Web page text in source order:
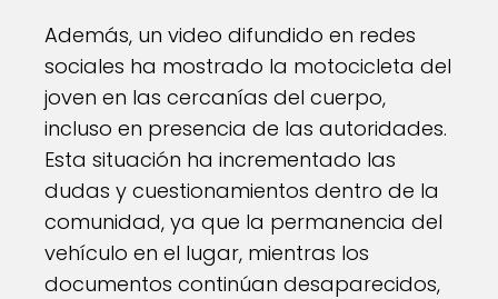
Además, un video difundido en redes
sociales ha mostrado la motocicleta del
joven en las cercanías del cuerpo,
incluso en presencia de las autoridades.
Esta situación ha incrementado las
dudas y cuestionamientos dentro de la
comunidad, ya que la permanencia del
vehículo en el lugar, mientras los
documentos continúan desaparecidos,